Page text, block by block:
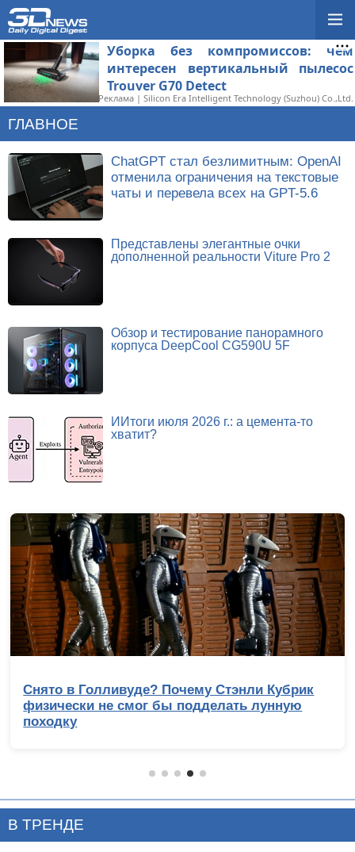
Уборка без компромиссов: чем
интересен вертикальный пылесос
Trouver G70 Detect
Реклама | Silicon Era Intelligent Technology (Suzhou) Co.,Ltd.
ГЛАВНОЕ
ChatGPT стал безлимитным: OpenAI
отменила ограничения на текстовые
чаты и перевела всех на GPT-5.6
Представлены элегантные очки
дополненной реальности Viture Pro 2
Обзор и тестирование панорамного
корпуса DeepCool CG590U 5F
ИИтоги июля 2026 г.: а цемента-то
хватит?
Снято в Голливуде? Почему Стэнли Кубрик
физически не смог бы подделать лунную
походку
В ТРЕНДЕ